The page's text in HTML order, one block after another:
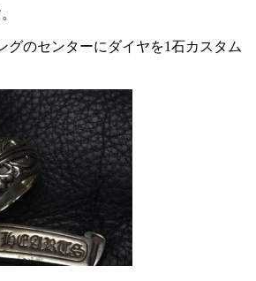
グのセンターにダイヤを1石カスタム